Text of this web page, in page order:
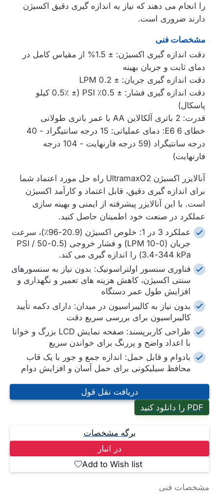
را انجام می دهند که نیاز به اندازه گیری دقیق اکسیژن
دارند ضروری است.
مشخصات فنی
دقت اندازه گیری اکسیژن: ± 1.5% از مقیاس کامل در
دمای ثابت و جریان بهینه
دقت اندازه گیری جریان: ± 0.2 LPM
دقت اندازه گیری فشار: ± 0.5٪ PSI (± 0.5٪ کیلو
پاسکال)
قدرت: 2 باتری آلکالاین AA با عمر باتری طولانی
خطای E6 6: دمای عملیاتی: 15 درجه سانتیگراد - 40
درجه سانتیگراد (59 درجه فارنهایت - 104 درجه
فارنهایت)
آنالایزر اکسیژن UltramaxO2 راه حل مورد اعتماد شما
برای اندازه گیری دقیق، قابل اعتماد و کارآمد اکسیژن
است. با این آنالایزر پیشرفته از ایمنی و بهینه سازی
عملکرد در صنعت خود اطمینان حاصل کنید.
عملکرد 3 در 1: خلوص اکسیژن (20.9-96٪)، سرعت
جریان (0-10 LPM) و فشار خروجی (0.5-50 PSI /
3.4-344 kPa) را اندازه گیری می کند.
فناوری سنسور اولتراسونیک: بدون نیاز به سنسورهای
سنتی اکسیژن، کاهش هزینه های تعمیر و نگهداری و
افزایش طول عمر دستگاه
بدون نیاز به کالیبراسیون در میدان: دارای دکمه تأیید
کالیبراسیون برای بررسی سریع دقت
طراحی کاربرپسند: صفحه نمایش LCD بزرگ و خوانا
با اعداد واضح و پررنگ برای خواندن سریع
بادوام و قابل حمل: اندازه جمع و جور با یک قاب
محافظ سیلیکونی برای حمل آسان و افزایش دوام
دریافت نقل قول
PDF را دانلود کنید
برگه مشخصات
در انبار
Add to Wish list
مشخصات فنی